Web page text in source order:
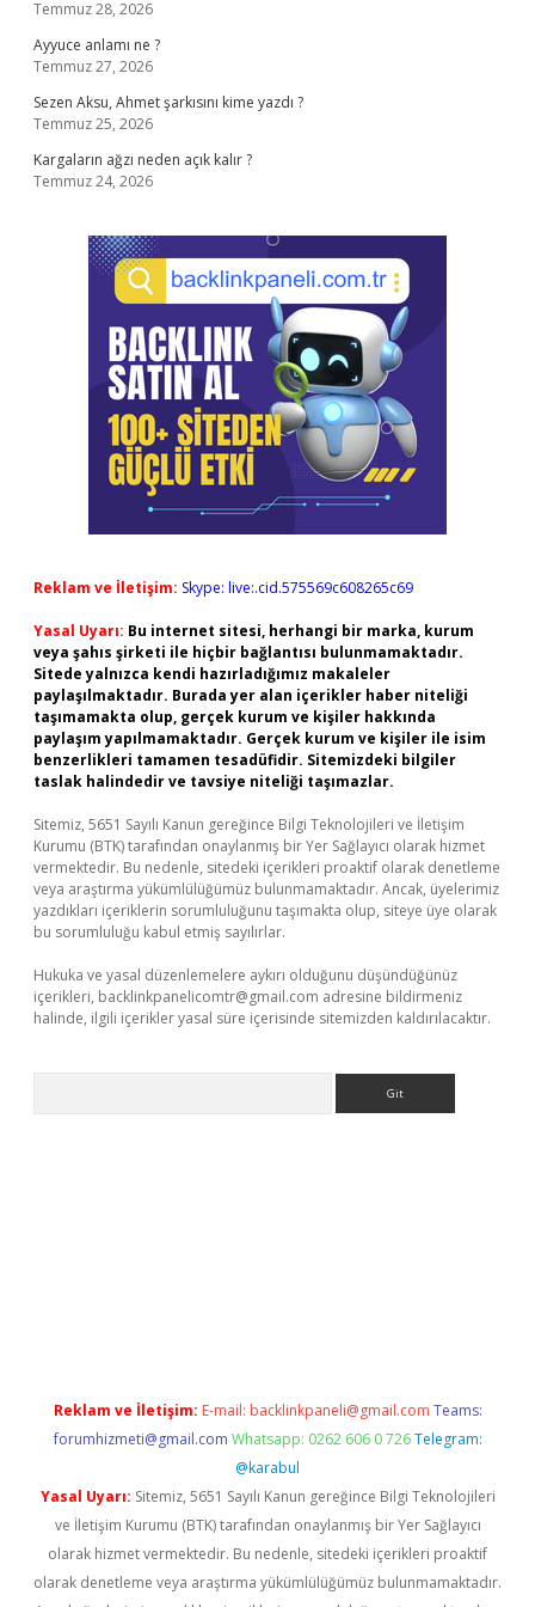
Temmuz 28, 2026
Ayyuce anlamı ne ?
Temmuz 27, 2026
Sezen Aksu, Ahmet şarkısını kime yazdı ?
Temmuz 25, 2026
Kargaların ağzı neden açık kalır ?
Temmuz 24, 2026
Reklam ve İletişim: Skype: live:.cid.575569c608265c69
Yasal Uyarı: Bu internet sitesi, herhangi bir marka, kurum
veya şahıs şirketi ile hiçbir bağlantısı bulunmamaktadır.
Sitede yalnızca kendi hazırladığımız makaleler
paylaşılmaktadır. Burada yer alan içerikler haber niteliği
taşımamakta olup, gerçek kurum ve kişiler hakkında
paylaşım yapılmamaktadır. Gerçek kurum ve kişiler ile isim
benzerlikleri tamamen tesadüfidir. Sitemizdeki bilgiler
taslak halindedir ve tavsiye niteliği taşımazlar.
Sitemiz, 5651 Sayılı Kanun gereğince Bilgi Teknolojileri ve İletişim
Kurumu (BTK) tarafından onaylanmış bir Yer Sağlayıcı olarak hizmet
vermektedir. Bu nedenle, sitedeki içerikleri proaktif olarak denetleme
veya araştırma yükümlülüğümüz bulunmamaktadır. Ancak, üyelerimiz
yazdıkları içeriklerin sorumluluğunu taşımakta olup, siteye üye olarak
bu sorumluluğu kabul etmiş sayılırlar.
Hukuka ve yasal düzenlemelere aykırı olduğunu düşündüğünüz
içerikleri, backlinkpanelicomtr@gmail.com adresine bildirmeniz
halinde, ilgili içerikler yasal süre içerisinde sitemizden kaldırılacaktır.
Reklam ve İletişim: E-mail: backlinkpaneli@gmail.com Teams:
forumhizmeti@gmail.com Whatsapp: 0262 606 0 726 Telegram:
@karabul
Yasal Uyarı: Sitemiz, 5651 Sayılı Kanun gereğince Bilgi Teknolojileri
ve İletişim Kurumu (BTK) tarafından onaylanmış bir Yer Sağlayıcı
olarak hizmet vermektedir. Bu nedenle, sitedeki içerikleri proaktif
olarak denetleme veya araştırma yükümlülüğümüz bulunmamaktadır.